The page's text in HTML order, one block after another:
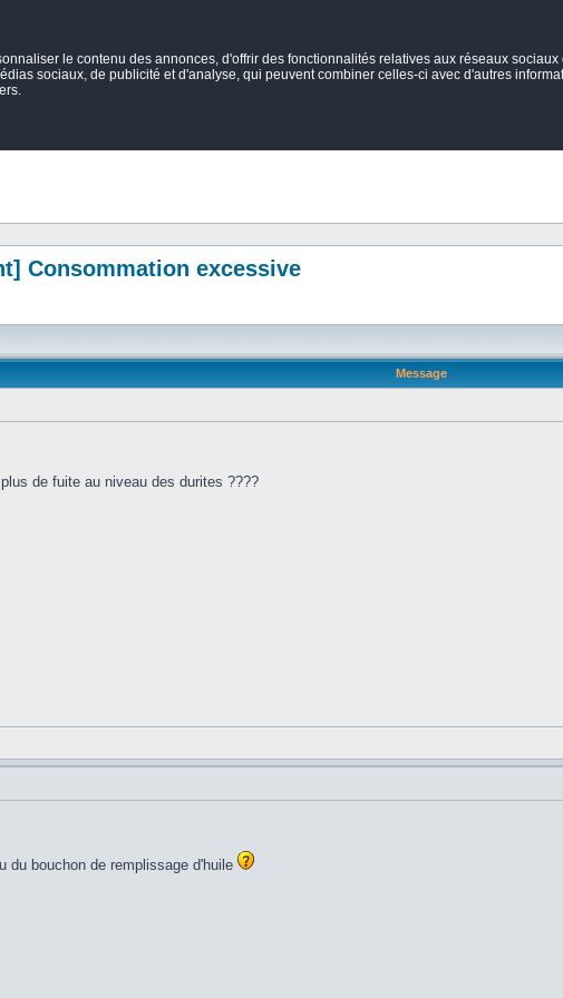
le contenu des annonces, d'offrir des fonctionnalités relatives aux réseaux
sociaux, de publicité et d'analyse, qui peuvent combiner celles-ci avec d'autres
Consommation excessive
Message
de fuite au niveau des durites ????
du bouchon de remplissage d'huile